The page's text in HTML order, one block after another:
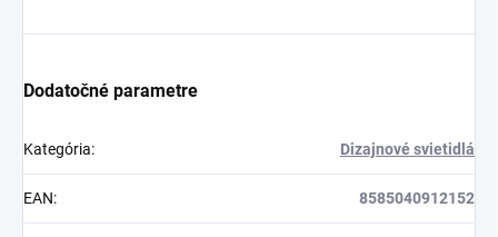
Dodatočné parametre
Kategória: Dizajnové svietidlá
EAN: 8585040912152